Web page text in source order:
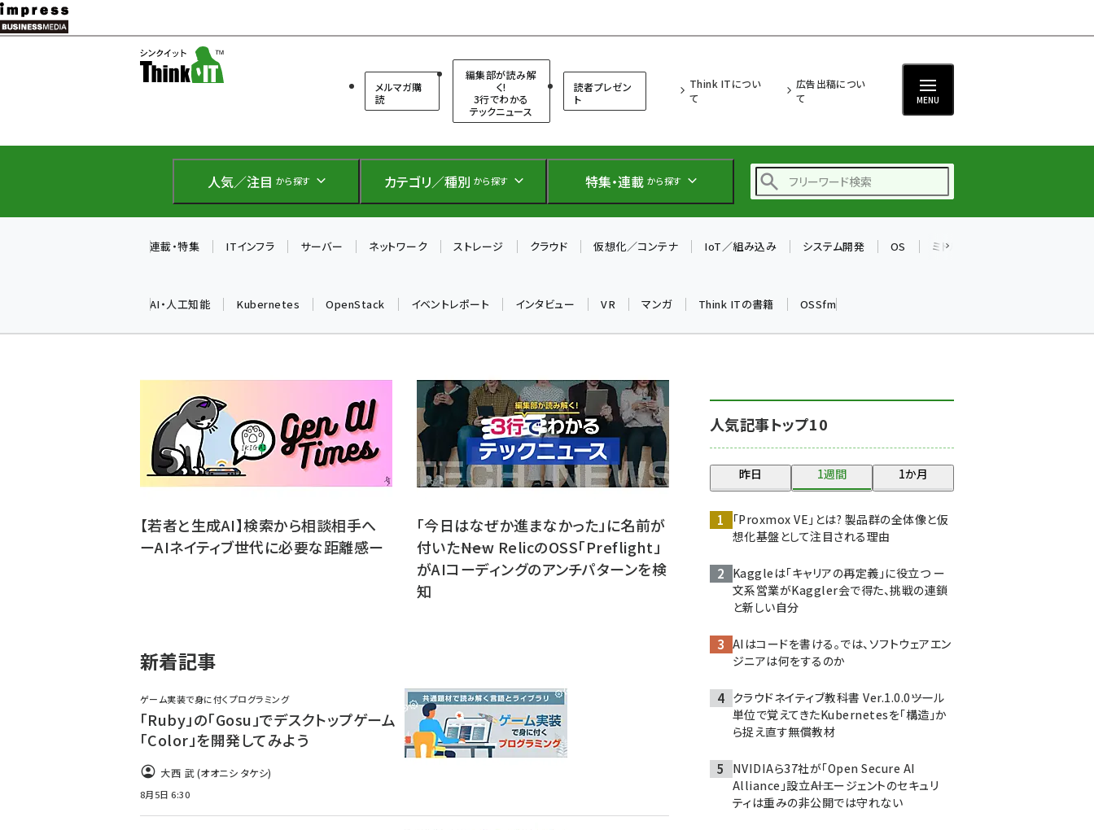
メ
イ
テ
に
メルマガ購
読
編集部が読み解
く!
3行でわかる
テックニュース
読者プレゼン
ト
Think ITについ
て
広告出稿につい
て
MENU
人気／注目 から探す カテゴリ／種別 から探す 特集・連載 から探す
仲間と築いた勝利の絆～
晴山佳須夫のヒント集！
(2008)
drupal (1929)
genai (1468)
abc123 (1341)
ai crunch (1340)
連載・特集 ITインフラ サーバー ネットワーク ストレージ クラウド 仮想化／コンテナ IoT／組み込み システム開発 OS ミドルウェア
AI・人工知能 Kubernetes OpenStack イベントレポート インタビュー VR マンガ Think ITの書籍 OSSfm
【若者と生成AI】検索から相談相手へ
ーAIネイティブ世代に必要な距離感ー
「今日はなぜか進まなかった」に名前が
付いた――New RelicのOSS「Preflight」
がAIコーディングのアンチパターンを検
知
新着記事
ゲーム実装で身に付くプログラミング
「Ruby」の「Gosu」でデスクトップゲーム
「Color」を開発してみよう
大西 武 (オオニシ タケシ)
8月5日 6:30
人気記事トップ10
昨日 1週間 1か月
「Proxmox VE」とは? 製品群の全体像と仮
想化基盤として注目される理由
Kaggleは「キャリアの再定義」に役立つ ー
文系営業がKaggler会で得た、挑戦の連鎖
と新しい自分
AIはコードを書ける。では、ソフトウェアエン
ジニアは何をするのか
クラウドネイティブ教科書 Ver.1.0.0――ツール
単位で覚えてきたKubernetesを「構造」か
ら捉え直す無償教材
NVIDIAら37社が「Open Secure AI
Alliance」設立――AIエージェントのセキュリ
ティは重みの非公開では守れない